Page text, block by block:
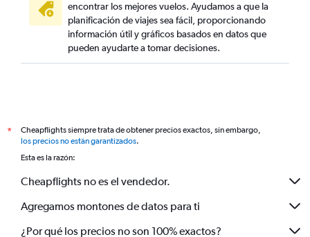
encontrar los mejores vuelos. Ayudamos a que la
planificación de viajes sea fácil, proporcionando
información útil y gráficos basados en datos que
pueden ayudarte a tomar decisiones.
*
Cheapflights siempre trata de obtener precios exactos, sin embargo,
los precios no están garantizados.
Esta es la razón:
Cheapflights no es el vendedor.
Agregamos montones de datos para ti
¿Por qué los precios no son 100% exactos?